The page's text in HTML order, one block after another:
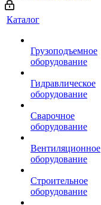
Каталог
Грузоподъемное
оборудование
Гидравлическое
оборудование
Сварочное
оборудование
Вентиляционное
оборудование
Строительное
оборудование